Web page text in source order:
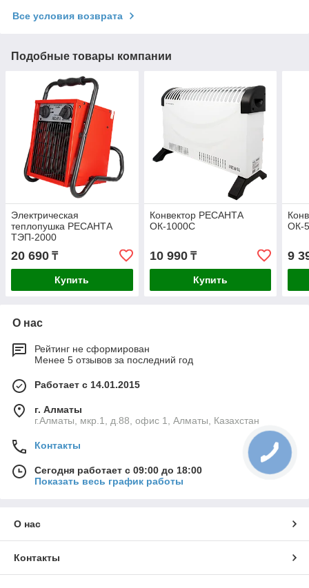
Все условия возврата
Подобные товары компании
Электрическая
теплопушка РЕСАНТА
ТЭП-2000
20 690 ₸
Купить
Конвектор РЕСАНТА
ОК-1000С
10 990₸
Купить
ОК-
9
О нас
Рейтинг не сформирован
Менее 5 отзывов за последний год
Работает с 14.01.2015
г. Алматы
г.Алматы, мкр.1, д.88, офис 1, Алматы, Казахстан
Контакты
Сегодня работает с 09:00 до 18:00
Показать весь график работы
О нас
Контакты